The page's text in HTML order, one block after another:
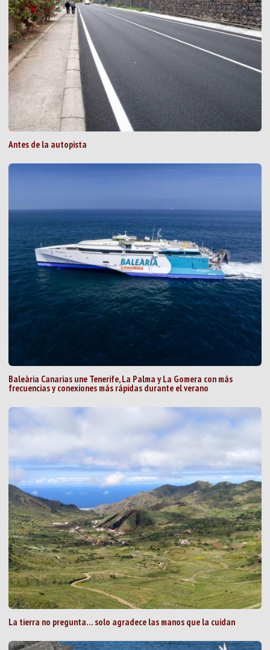
Antes de la autopista
Baleària Canarias une Tenerife, La Palma y La Gomera con más
frecuencias y conexiones más rápidas durante el verano
La tierra no pregunta… solo agradece las manos que la cuidan